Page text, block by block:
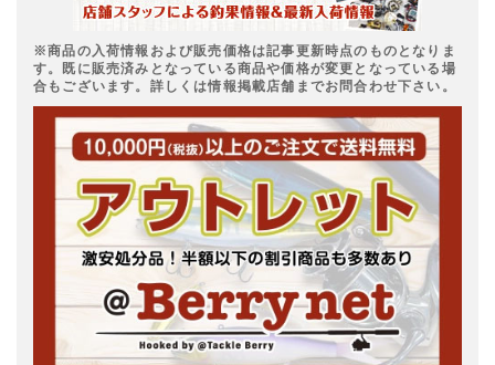
※商品の入荷情報および販売価格は記事更新時点のものとなりま
す。既に販売済みとなっている商品や価格が変更となっている場
合もございます。詳しくは情報掲載店舗までお問合わせ下さい。